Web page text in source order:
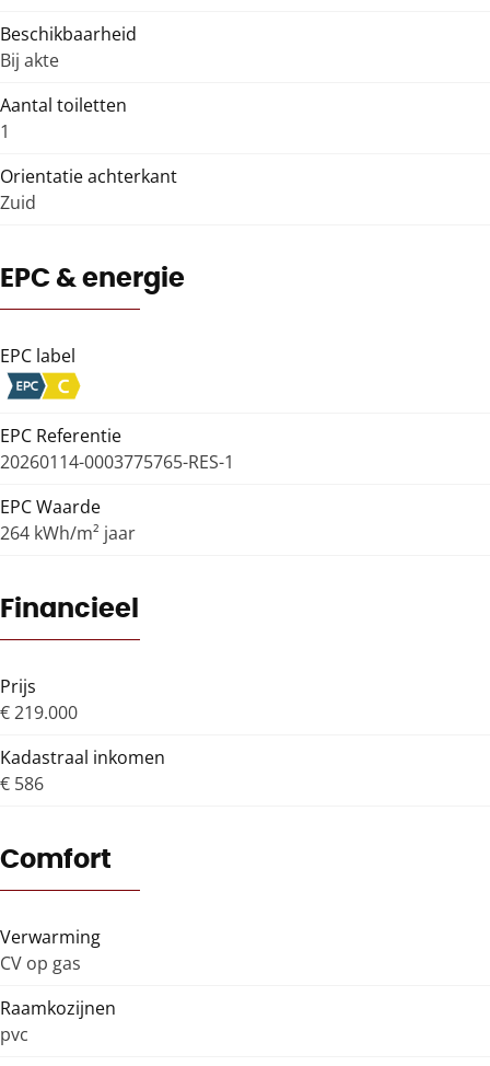
Beschikbaarheid
Bij akte
Aantal toiletten
1
Orientatie achterkant
Zuid
EPC & energie
EPC label
EPC Referentie
20260114-0003775765-RES-1
EPC Waarde
264 kWh/m² jaar
Financieel
Prijs
€ 219.000
Kadastraal inkomen
€ 586
Comfort
Verwarming
CV op gas
Raamkozijnen
pvc